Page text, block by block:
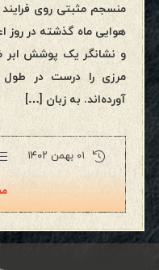
منسجم مثبتی روی فرایند
هوایی ماه گذشته در روز
و نشانگر یک پوشش ابر
مرزی را درست در
آورده‌اند. به زبان […]
۰۱ بهمن ۱۴۰۲